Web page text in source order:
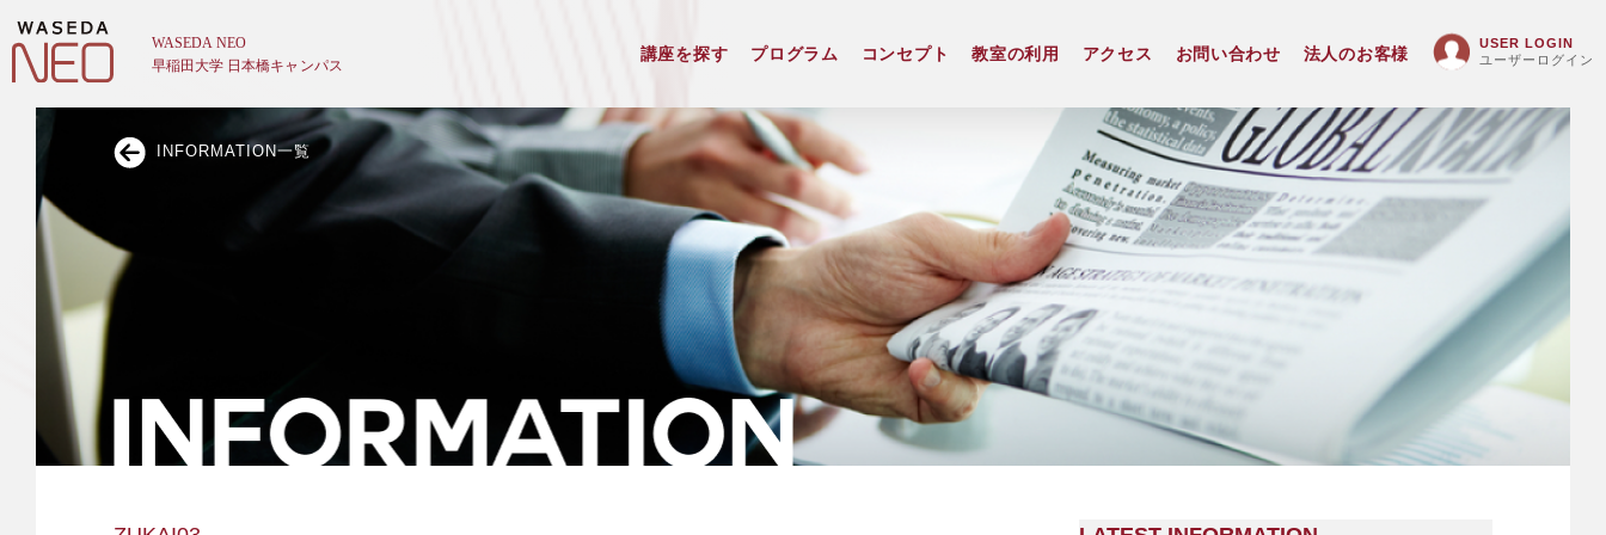
講座を探す プログラム コンセプト 教室の利用 アクセス お問い合わせ 法人のお客様
USER LOGIN
ユーザーログイン
INFORMATION一覧